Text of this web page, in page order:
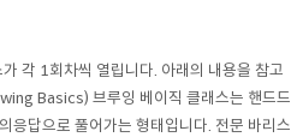
각 1회차씩 열립니다. 아래의 내용을 참고
Basics) 브루잉 베이직 클래스는 핸드드
응답으로 풀어가는 형태입니다. 전문 바리스